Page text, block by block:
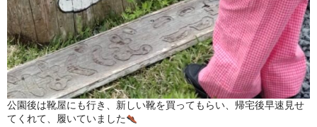
公園後は靴屋にも行き、新しい靴を買ってもらい、帰宅後早速見せ
てくれて、履いていました